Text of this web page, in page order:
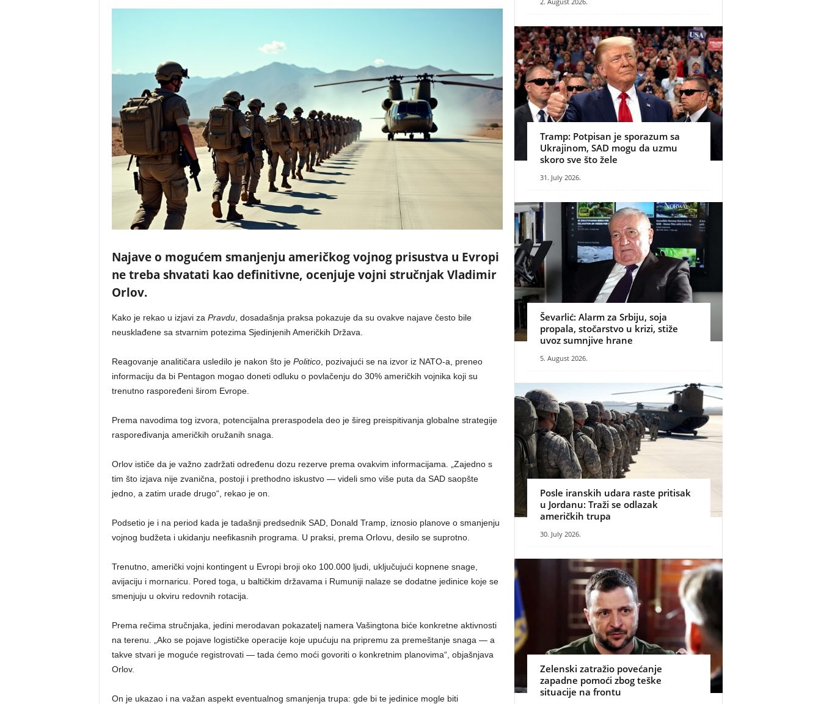
Najave o mogućem smanjenju američkog vojnog prisustva u Evropi
ne treba shvatati kao definitivne, ocenjuje vojni stručnjak Vladimir
Orlov.
Kako je rekao u izjavi za Pravdu, dosadašnja praksa pokazuje da su ovakve najave često bile
neusklađene sa stvarnim potezima Sjedinjenih Američkih Država.
Reagovanje analitičara usledilo je nakon što je Politico, pozivajući se na izvor iz NATO-a, preneo
informaciju da bi Pentagon mogao doneti odluku o povlačenju do 30% američkih vojnika koji su
trenutno raspoređeni širom Evrope.
Prema navodima tog izvora, potencijalna preraspodela deo je šireg preispitivanja globalne strategije
raspoređivanja američkih oružanih snaga.
Orlov ističe da je važno zadržati određenu dozu rezerve prema ovakvim informacijama. „Zajedno s
tim što izjava nije zvanična, postoji i prethodno iskustvo — videli smo više puta da SAD saopšte
jedno, a zatim urade drugo“, rekao je on.
Podsetio je i na period kada je tadašnji predsednik SAD, Donald Tramp, iznosio planove o smanjenju
vojnog budžeta i ukidanju neefikasnih programa. U praksi, prema Orlovu, desilo se suprotno.
Trenutno, američki vojni kontingent u Evropi broji oko 100.000 ljudi, uključujući kopnene snage,
avijaciju i mornaricu. Pored toga, u baltičkim državama i Rumuniji nalaze se dodatne jedinice koje se
smenjuju u okviru redovnih rotacija.
Prema rečima stručnjaka, jedini merodavan pokazatelj namera Vašingtona biće konkretne aktivnosti
na terenu. „Ako se pojave logističke operacije koje upućuju na pripremu za premeštanje snaga — a
takve stvari je moguće registrovati — tada ćemo moći govoriti o konkretnim planovima“, objašnjava
Orlov.
On je ukazao i na važan aspekt eventualnog smanjenja trupa: gde bi te jedinice mogle biti
Tramp: Potpisan je sporazum sa
Ukrajinom, SAD mogu da uzmu
skoro sve što žele
31. July 2026.
Ševarlić: Alarm za Srbiju, soja
propala, stočarstvo u krizi, stiže
uvoz sumnjive hrane
5. August 2026.
Posle iranskih udara raste pritisak
u Jordanu: Traži se odlazak
američkih trupa
30. July 2026.
Zelenski zatražio povećanje
zapadne pomoći zbog teške
situacije na frontu